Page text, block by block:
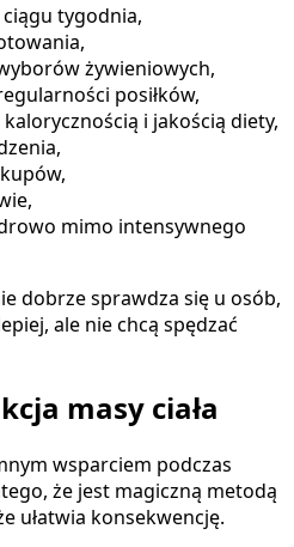
tygodnia,
żywieniowych,
posiłków,
i jakością diety,
mimo intensywnego
dobrze sprawdza się u osób,
ale nie chcą spędzać
masy ciała
wsparciem podczas
że jest magiczną metodą
ułatwia konsekwencję.